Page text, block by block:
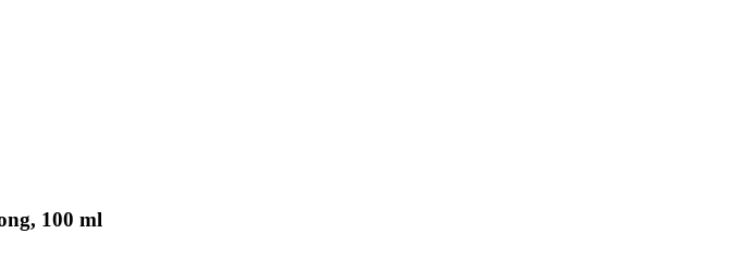
100 ml